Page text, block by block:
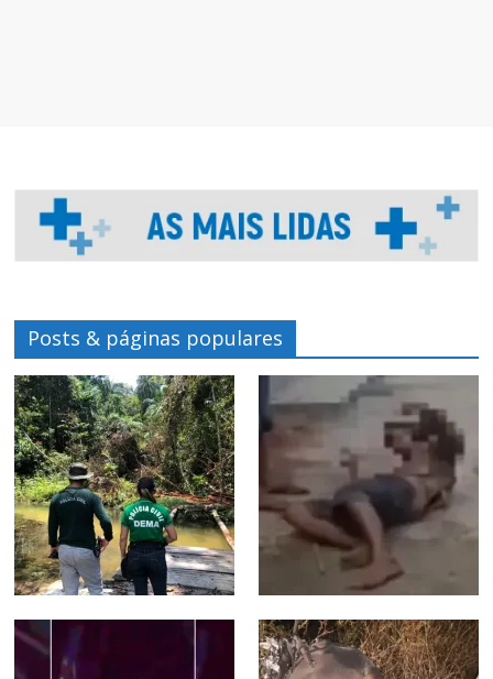
Posts & páginas populares